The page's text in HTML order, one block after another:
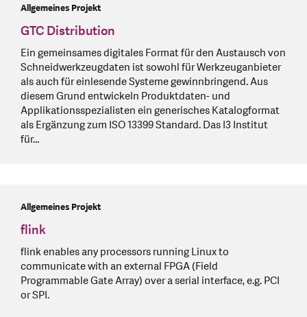
Allgemeines Projekt
GTC Distribution
Ein gemeinsames digitales Format für den Austausch von
Schneidwerkzeugdaten ist sowohl für Werkzeuganbieter
als auch für einlesende Systeme gewinnbringend. Aus
diesem Grund entwickeln Produktdaten- und
Applikationsspezialisten ein generisches Katalogformat
als Ergänzung zum ISO 13399 Standard. Das I3 Institut
für…
Allgemeines Projekt
flink
flink enables any processors running Linux to
communicate with an external FPGA (Field
Programmable Gate Array) over a serial interface, e.g. PCI
or SPI.